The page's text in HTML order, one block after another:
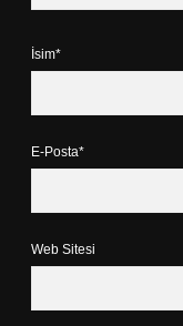
İsim*
E-Posta*
Web Sitesi